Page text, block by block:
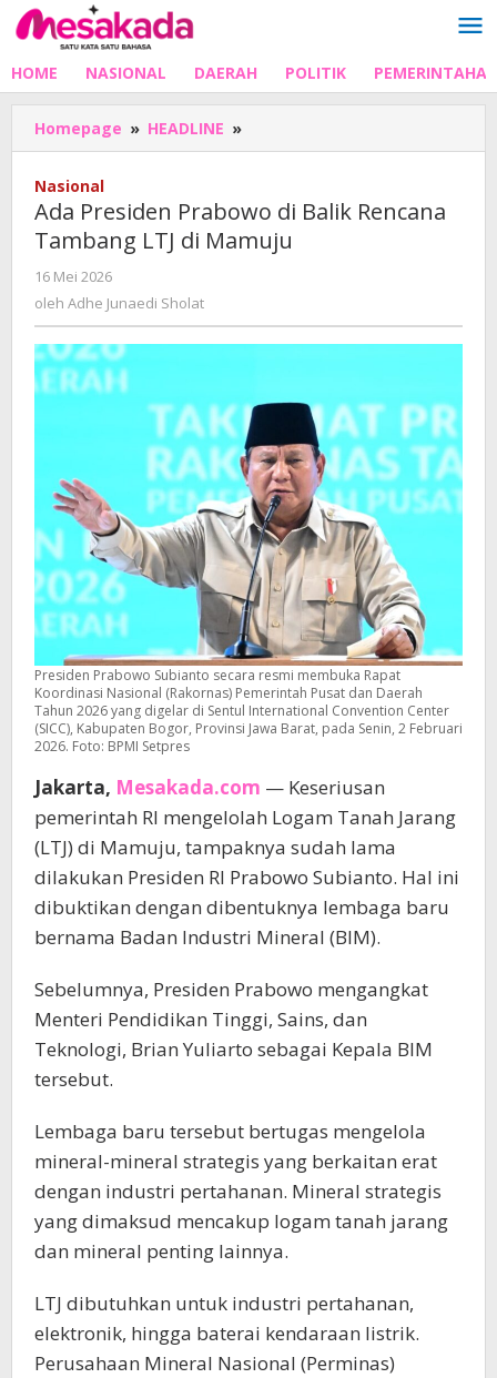
Lewati
ke
HOME NASIONAL DAERAH POLITIK
Homepage » HEADLINE »
Presiden
Balik
Rencana
Nasional
Ada Presiden Prabowo di Balik Rencana
Tambang LTJ di Mamuju
16 Mei 2026
Adhe
oleh Adhe Junaedi Sholat
Presiden Prabowo Subianto secara resmi membuka Rapat
Koordinasi Nasional (Rakornas) Pemerintah Pusat dan Daerah
Tahun 2026 yang digelar di Sentul International Convention Center
(SICC), Kabupaten Bogor, Provinsi Jawa Barat, pada Senin, 2 Februari
2026. Foto: BPMI Setpres
Jakarta, Mesakada.com — Keseriusan
pemerintah RI mengelolah Logam Tanah Jarang
(LTJ) di Mamuju, tampaknya sudah lama
dilakukan Presiden RI Prabowo Subianto. Hal ini
dibuktikan dengan dibentuknya lembaga baru
bernama Badan Industri Mineral (BIM).
Sebelumnya, Presiden Prabowo mengangkat
Menteri Pendidikan Tinggi, Sains, dan
Teknologi, Brian Yuliarto sebagai Kepala BIM
tersebut.
Lembaga baru tersebut bertugas mengelola
mineral-mineral strategis yang berkaitan erat
dengan industri pertahanan. Mineral strategis
yang dimaksud mencakup logam tanah jarang
dan mineral penting lainnya.
LTJ dibutuhkan untuk industri pertahanan,
elektronik, hingga baterai kendaraan listrik.
Perusahaan Mineral Nasional (Perminas)